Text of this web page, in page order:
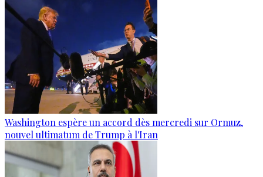
Washington espère un accord dès mercredi sur Ormuz,
nouvel ultimatum de Trump à l'Iran